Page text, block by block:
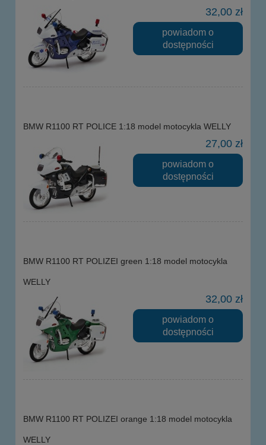
32,00 zł
powiadom o
dostępności
BMW R1100 RT POLICE 1:18 model motocykla WELLY
27,00 zł
powiadom o
dostępności
BMW R1100 RT POLIZEI green 1:18 model motocykla
WELLY
32,00 zł
powiadom o
dostępności
BMW R1100 RT POLIZEI orange 1:18 model motocykla
WELLY